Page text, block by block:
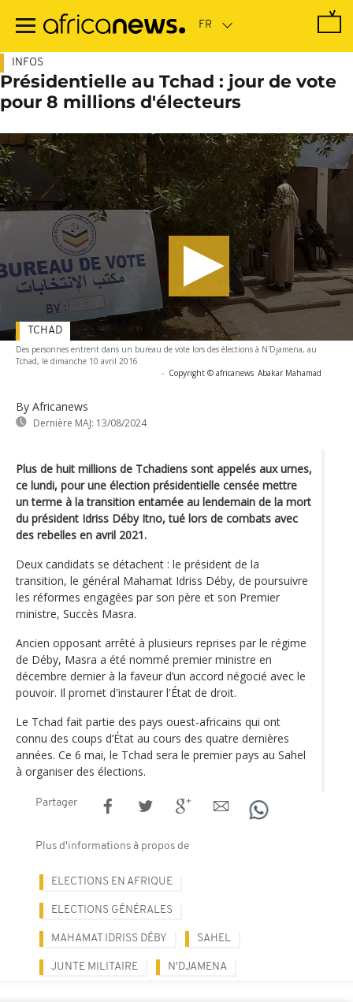
contenu
INFOS
Présidentielle au Tchad : jour de vote
pour 8 millions d'électeurs
Des personnes entrent dans un bureau de vote lors des élections à N'Djamena, au
Tchad, le dimanche 10 avril 2016.
- Copyright © africanews Abakar Mahamad
By Africanews
Dernière MAJ: 13/08/2024
TCHAD
Plus de huit millions de Tchadiens sont appelés aux urnes,
ce lundi, pour une élection présidentielle censée mettre
un terme à la transition entamée au lendemain de la mort
du président Idriss Déby Itno, tué lors de combats avec
des rebelles en avril 2021.
Deux candidats se détachent : le président de la
transition, le général Mahamat Idriss Déby, de poursuivre
les réformes engagées par son père et son Premier
ministre, Succès Masra.
Ancien opposant arrêté à plusieurs reprises par le régime
de Déby, Masra a été nommé premier ministre en
décembre dernier à la faveur d’un accord négocié avec le
pouvoir. Il promet d'instaurer l'État de droit.
Le Tchad fait partie des pays ouest-africains qui ont
connu des coups d’État au cours des quatre dernières
années. Ce 6 mai, le Tchad sera le premier pays au Sahel
à organiser des élections.
Partager
Plus d'informations à propos de
ELECTIONS EN AFRIQUE
ELECTIONS GÉNÉRALES
MAHAMAT IDRISS DÉBY SAHEL
JUNTE MILITAIRE N'DJAMENA